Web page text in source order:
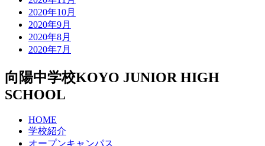
2020年10月
2020年9月
2020年8月
2020年7月
向陽中学校KOYO JUNIOR HIGH
SCHOOL
HOME
学校紹介
オープンキャンパス